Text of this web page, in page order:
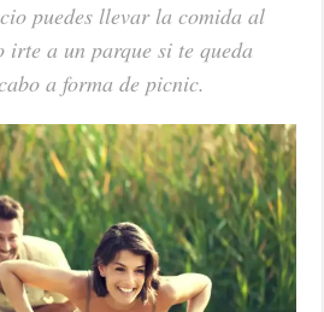
puedes llevar la comida al
a un parque si te queda
a forma de picnic.